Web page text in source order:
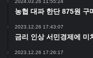
2024.03.26 11:55:24
농협 대파 한단 875원 구
2023.12.26 17:43:07
금리 인상 서민경제에 미
2023.12.26 17:26:17